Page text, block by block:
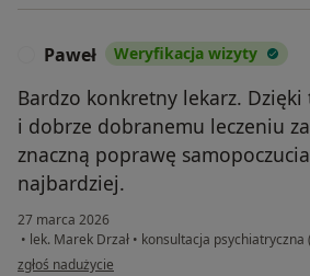
Paweł Weryfikacja wizyty
Bardzo konkretny lekarz.
i dobrze dobranemu leczeniu
znaczną poprawę
najbardziej.
27 marca 2026
• lek. Marek Drzał • konsultacja psychiatryczna
w opinii użytkownika Paweł
zgłoś nadużycie